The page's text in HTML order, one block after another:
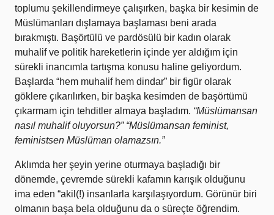
toplumu şekillendirmeye çalışırken, başka bir kesimin de
Müslümanları dışlamaya başlaması beni arada
bırakmıştı. Başörtülü ve pardösülü bir kadın olarak
muhalif ve politik hareketlerin içinde yer aldığım için
sürekli inancımla tartışma konusu haline geliyordum.
Başlarda “hem muhalif hem dindar” bir figür olarak
göklere çıkarılırken, bir başka kesimden de başörtümü
çıkarmam için tehditler almaya başladım. “Müslümansan
nasıl muhalif oluyorsun?” “Müslümansan feminist,
feministsen Müslüman olamazsın.”
Aklımda her şeyin yerine oturmaya başladığı bir
dönemde, çevremde sürekli kafamın karışık olduğunu
ima eden “akil(!) insanlarla karşılaşıyordum. Görünür biri
olmanın başa bela olduğunu da o süreçte öğrendim.